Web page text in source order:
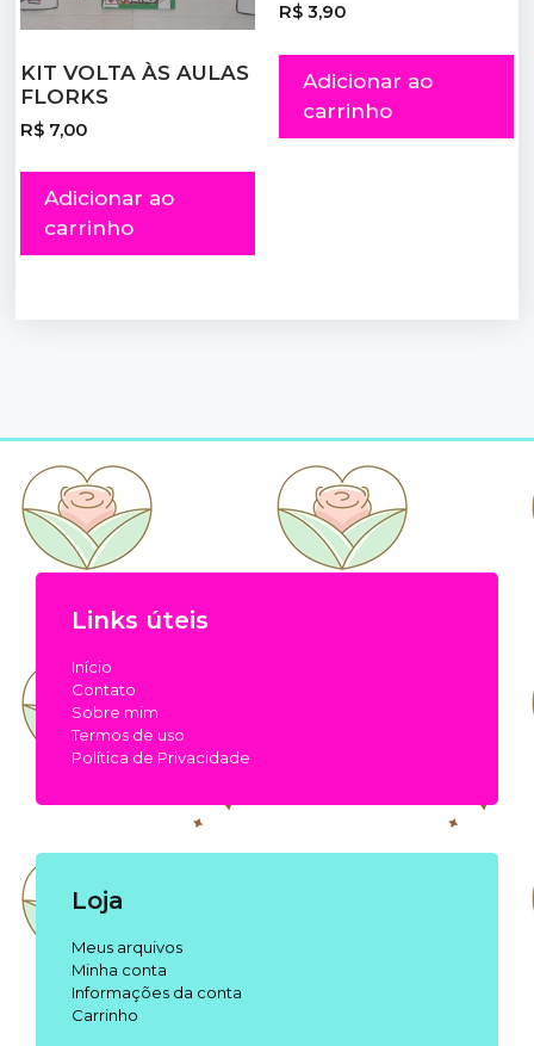
KIT VOLTA ÀS AULAS
FLORKS
R$ 7,00
Adicionar ao
carrinho
R$ 3,90
Adicionar ao
carrinho
Links úteis
Início
Contato
Sobre mim
Termos de uso
Política de Privacidade
Loja
Meus arquivos
Minha conta
Informações da conta
Carrinho